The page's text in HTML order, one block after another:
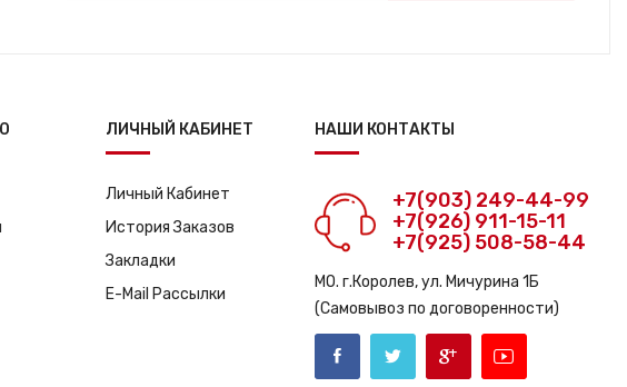
ЛИЧНЫЙ КАБИНЕТ
Личный Кабинет
История Заказов
Закладки
E-Mail Рассылки
НАШИ КОНТАКТЫ
+7(903) 249-44-99
+7(926) 911-15-11
+7(925) 508-58-44
МО. г.Королев, ул. Мичурина 1Б
(Самовывоз по договоренности)